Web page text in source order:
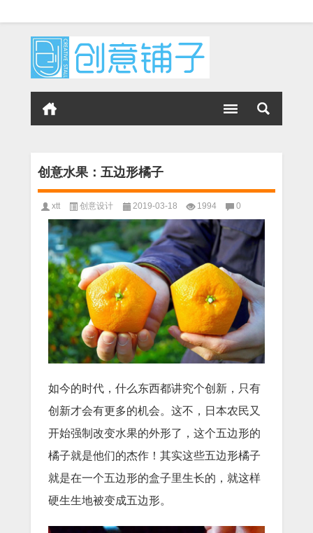
创意水果：五边形橘子
xtt 创意设计 2019-03-18 1994 0
如今的时代，什么东西都讲究个创新，只有
创新才会有更多的机会。这不，日本农民又
开始强制改变水果的外形了，这个五边形的
橘子就是他们的杰作！其实这些五边形橘子
就是在一个五边形的盒子里生长的，就这样
硬生生地被变成五边形。